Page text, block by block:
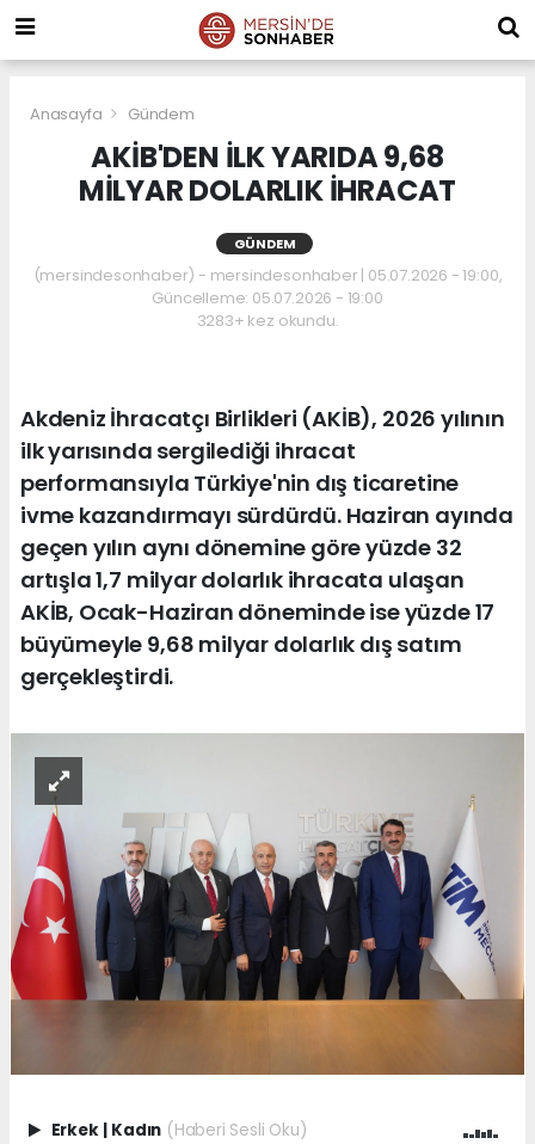
Anasayfa Gündem
AKİB'DEN İLK YARIDA 9,68
MİLYAR DOLARLIK İHRACAT
GÜNDEM
(mersindesonhaber) - mersindesonhaber | 05.07.2026 - 19:00,
Güncelleme: 05.07.2026 - 19:00
3283+ kez okundu.
Akdeniz İhracatçı Birlikleri (AKİB), 2026 yılının
ilk yarısında sergilediği ihracat
performansıyla Türkiye'nin dış ticaretine
ivme kazandırmayı sürdürdü. Haziran ayında
geçen yılın aynı dönemine göre yüzde 32
artışla 1,7 milyar dolarlık ihracata ulaşan
AKİB, Ocak-Haziran döneminde ise yüzde 17
büyümeyle 9,68 milyar dolarlık dış satım
gerçekleştirdi.
Erkek Kadın (Haberi Sesli Oku)